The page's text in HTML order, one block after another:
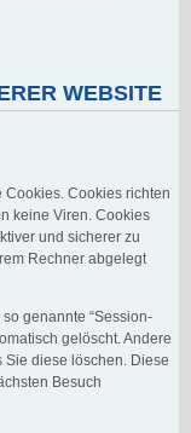
WEBSITE
Cookies richten
keine Viren. Cookies
und sicherer zu
Rechner abgelegt
genannte “Session-
gelöscht. Andere
diese löschen. Diese
Besuch